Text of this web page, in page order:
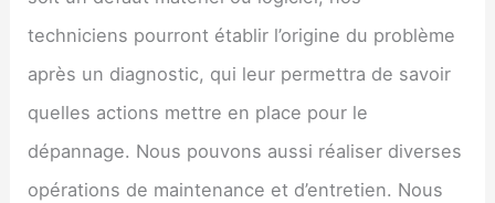
techniciens pourront établir l’origine du problème
après un diagnostic, qui leur permettra de savoir
quelles actions mettre en place pour le
dépannage. Nous pouvons aussi réaliser diverses
opérations de maintenance et d’entretien. Nous